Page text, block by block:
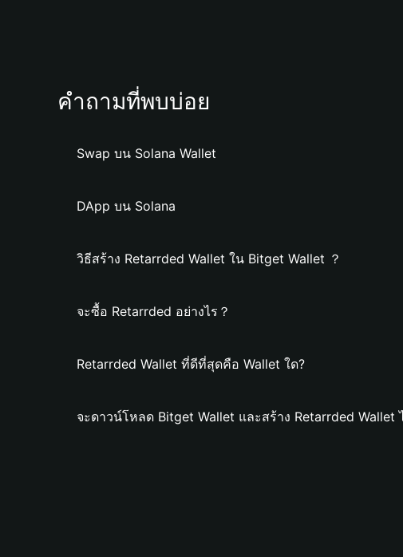
คำถามที่พบบ่อย
Swap บน Solana Wallet
DApp บน Solana
วิธีสร้าง Retarrded Wallet ใน Bitget Wallet ？
จะซื้อ Retarrded อย่างไร？
Retarrded Wallet ที่ดีที่สุดคือ Wallet ใด?
จะดาวน์โหลด Bitget Wallet และสร้าง Retarrded Wallet